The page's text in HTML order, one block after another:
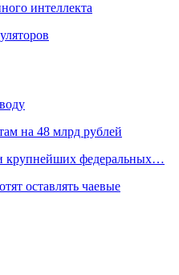
интеллекта
на 48 млрд рублей
крупнейших федеральных…
оставлять чаевые